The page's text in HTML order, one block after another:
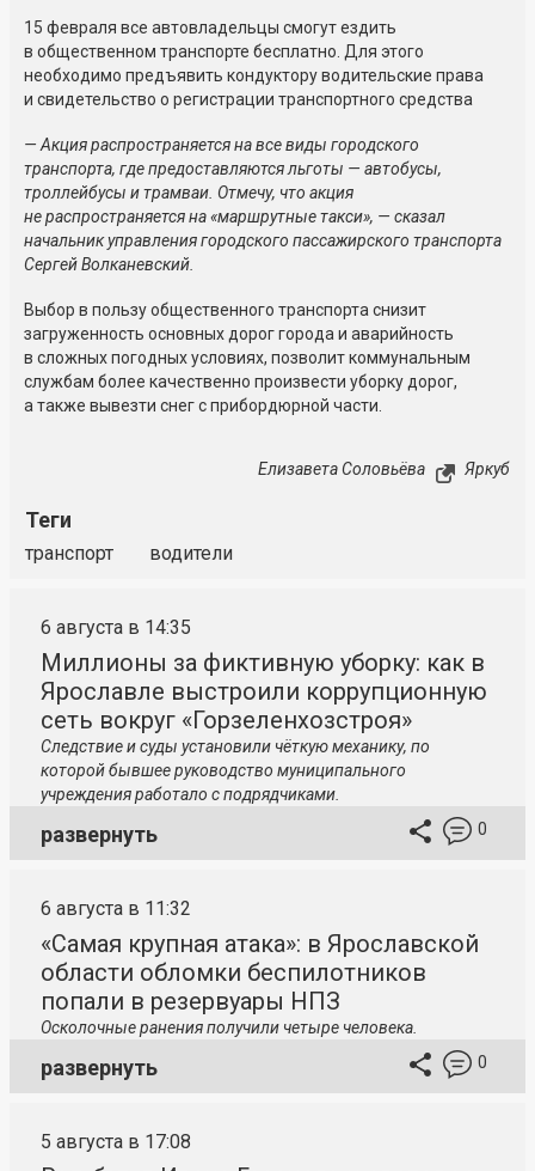
15 февраля все автовладельцы смогут ездить
в общественном транспорте бесплатно. Для этого
необходимо предъявить кондуктору водительские права
и свидетельство о регистрации транспортного средства
— Акция распространяется на все виды городского
транспорта, где предоставляются льготы — автобусы,
троллейбусы и трамваи. Отмечу, что акция
не распространяется на «маршрутные такси», — сказал
начальник управления городского пассажирского транспорта
Сергей Волканевский.
Выбор в пользу общественного транспорта снизит
загруженность основных дорог города и аварийность
в сложных погодных условиях, позволит коммунальным
службам более качественно произвести уборку дорог,
а также вывезти снег с прибордюрной части.
Елизавета Соловьёва Яркуб
Теги
транспорт водители
6 августа в 14:35
Миллионы за фиктивную уборку: как в
Ярославле выстроили коррупционную
сеть вокруг «Горзеленхозстроя»
Следствие и суды установили чёткую механику, по
которой бывшее руководство муниципального
учреждения работало с подрядчиками.
развернуть 0
6 августа в 11:32
«Самая крупная атака»: в Ярославской
области обломки беспилотников
попали в резервуары НПЗ
Осколочные ранения получили четыре человека.
развернуть 0
5 августа в 17:08